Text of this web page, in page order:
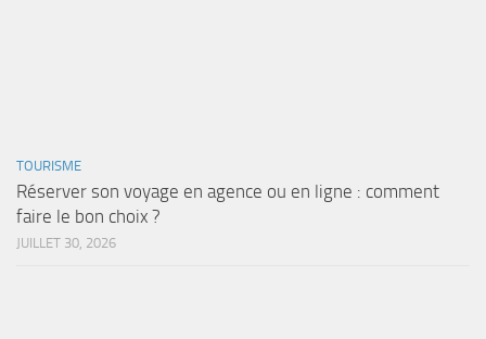
TOURISME
Réserver son voyage en agence ou en ligne : comment
faire le bon choix ?
JUILLET 30, 2026